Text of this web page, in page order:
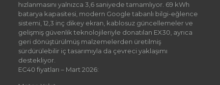
hızlanmasını yalnızca 3,6 saniyede tamamlıyor. 69 kWh
batarya kapasitesi, modern Google tabanlı bilgi-eğlence
sistemi, 12,3 inç dikey ekran, kablosuz güncellemeler ve
gelişmiş güvenlik teknolojileriyle donatılan EX30, ayrıca
geri dönüştürülmüş malzemelerden üretilmiş
sürdürülebilir iç tasarımıyla da çevreci yaklaşımı
destekliyor.
EC40 fiyatları – Mart 2026: